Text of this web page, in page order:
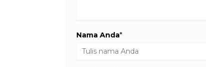
Nama Anda*